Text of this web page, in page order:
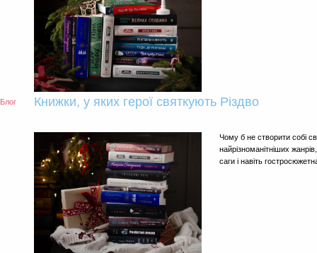
Блог Книжки, у яких герої святкують Різдво
Чому б не створити собі
найрізноманітніших
саги і навіть